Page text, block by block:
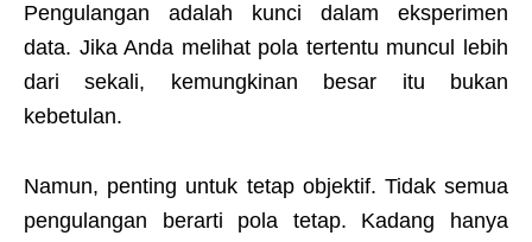
Pengulangan adalah kunci dalam eksperimen
data. Jika Anda melihat pola tertentu muncul lebih
dari sekali, kemungkinan besar itu bukan
kebetulan.
Namun, penting untuk tetap objektif. Tidak semua
pengulangan berarti pola tetap. Kadang hanya